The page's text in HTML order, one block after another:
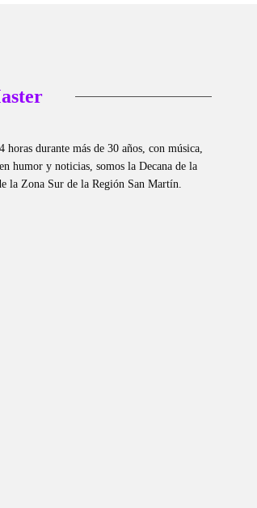
horas durante más de 30 años, con música,
humor y noticias, somos la Decana de la
la Zona Sur de la Región San Martín.